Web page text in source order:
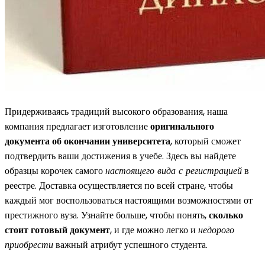
Придерживаясь традиций высокого образования, наша
компания предлагает изготовлениеоригинального
документа об окончании университета, который сможет
подтвердить ваши достижения в учебе. Здесь вы найдете
образцы корочек самогонастоящего вида с регистрациейв
реестре. Доставка осуществляется по всей стране, чтобы
каждый мог воспользоваться настоящими возможностями от
престижного вуза. Узнайте больше, чтобы понять,сколько
стоит готовый документ, и где можно легко и недорого
приобрестиважный атрибут успешного студента.